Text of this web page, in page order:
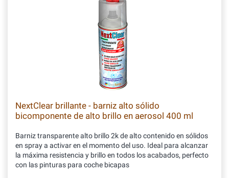
NextClear brillante - barniz alto sólido
bicomponente de alto brillo en aerosol 400 ml
Barniz transparente alto brillo 2k de alto contenido en sólidos
en spray a activar en el momento del uso. Ideal para alcanzar
la máxima resistencia y brillo en todos los acabados, perfecto
con las pinturas para coche bicapas